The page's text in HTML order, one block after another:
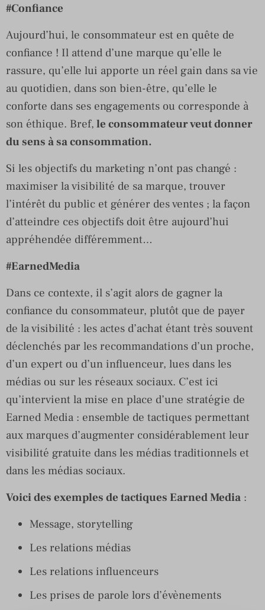
#Confiance
Aujourd’hui, le consommateur est en quête de
confiance ! Il attend d’une marque qu’elle le
rassure, qu’elle lui apporte un réel gain dans sa vie
au quotidien, dans son bien-être, qu’elle le
conforte dans ses engagements ou corresponde à
son éthique. Bref, le consommateur veut donner
du sens à sa consommation.
Si les objectifs du marketing n’ont pas changé :
maximiser la visibilité de sa marque, trouver
l’intérêt du public et générer des ventes ; la façon
d’atteindre ces objectifs doit être aujourd’hui
appréhendée différemment…
#EarnedMedia
Dans ce contexte, il s’agit alors de gagner la
confiance du consommateur, plutôt que de payer
de la visibilité : les actes d’achat étant très souvent
déclenchés par les recommandations d’un proche,
d’un expert ou d’un influenceur, lues dans les
médias ou sur les réseaux sociaux. C’est ici
qu’intervient la mise en place d’une stratégie de
Earned Media : ensemble de tactiques permettant
aux marques d’augmenter considérablement leur
visibilité gratuite dans les médias traditionnels et
dans les médias sociaux.
Voici des exemples de tactiques Earned Media :
Message, storytelling
Les relations médias
Les relations influenceurs
Les prises de parole lors d’évènements